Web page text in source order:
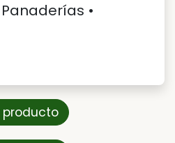
•
producto